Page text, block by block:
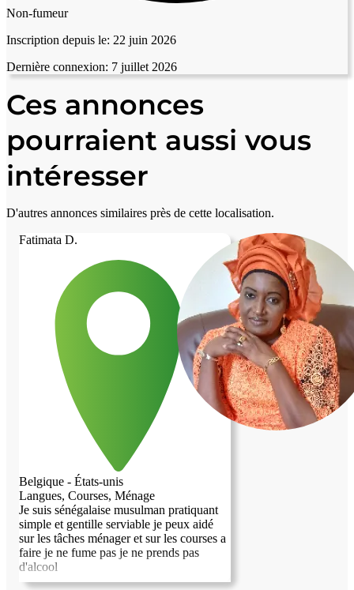
Non-fumeur
Inscription depuis le: 22 juin 2026
Dernière connexion: 7 juillet 2026
Ces annonces
pourraient aussi vous
intéresser
D'autres annonces similaires près de cette localisation.
Fatimata D.
Belgique - États-unis
Langues, Courses, Ménage
Je suis sénégalaise musulman pratiquant
simple et gentille serviable je peux aidé
sur les tâches ménager et sur les courses a
faire je ne fume pas je ne prends pas
d'alcool